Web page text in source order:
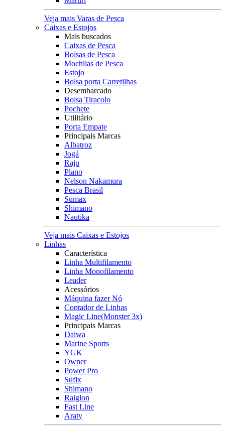
Veja mais Varas de Pesca
Caixas e Estojos
Mais buscados
Caixas de Pesca
Bolsas de Pesca
Mochilas de Pesca
Estojo
Bolsa porta Carretilhas
Desembarcado
Bolsa Tiracolo
Pochete
Utilitário
Porta Empate
Principais Marcas
Albatroz
Jogá
Raju
Plano
Nelson Nakamura
Pesca Brasil
Sumax
Shimano
Nautika
Veja mais Caixas e Estojos
Linhas
Característica
Linha Multifilamento
Linha Monofilamento
Leader
Acessórios
Máquina fazer Nó
Contador de Linhas
Magic Line(Monster 3x)
Principais Marcas
Daiwa
Marine Sports
YGK
Owner
Power Pro
Sufix
Shimano
Raiglon
Fast Line
Araty